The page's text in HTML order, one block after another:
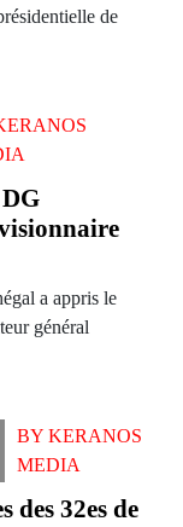
de
a appris le
général
BY KERANOS
MEDIA
des 32es de